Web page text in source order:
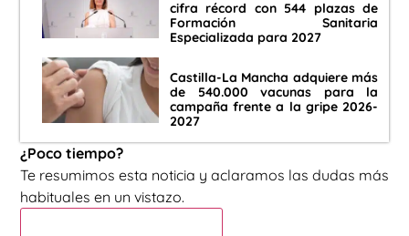
cifra récord con 544 plazas de
Formación Sanitaria
Especializada para 2027
Castilla-La Mancha adquiere más
de 540.000 vacunas para la
campaña frente a la gripe 2026-
2027
¿Poco tiempo?
Te resumimos esta noticia y aclaramos las dudas más
habituales en un vistazo.